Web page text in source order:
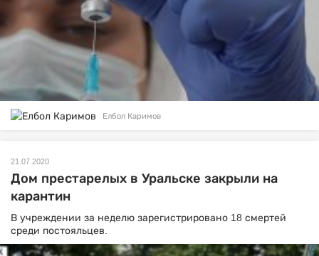
Елбол Каримов
21.07.2020
Дом престарелых в Уральске закрыли на
карантин
В учреждении за неделю зарегистрировано 18 смертей
среди постояльцев.